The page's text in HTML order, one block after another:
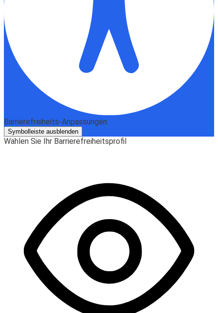
Barrierefreiheits-Anpassungen
Symbolleiste ausblenden
Wählen Sie Ihr Barrierefreiheitsprofil